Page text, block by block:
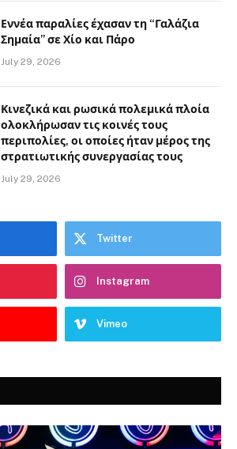
Εννέα παραλίες έχασαν τη “Γαλάζια
Σημαία” σε Χίο και Πάρο
July 29, 2026
Κινεζικά και ρωσικά πολεμικά πλοία
ολοκλήρωσαν τις κοινές τους
περιπολίες, οι οποίες ήταν μέρος της
στρατιωτικής συνεργασίας τους
July 29, 2026
Twitter
Instagram
Vimeo